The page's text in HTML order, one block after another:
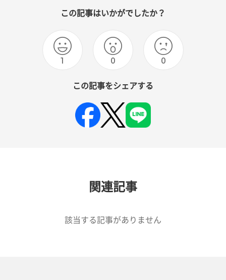
この記事はいかがでしたか？
1 0 0
この記事をシェアする
関連記事
該当する記事がありません